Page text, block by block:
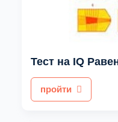
Тест на IQ
пройти